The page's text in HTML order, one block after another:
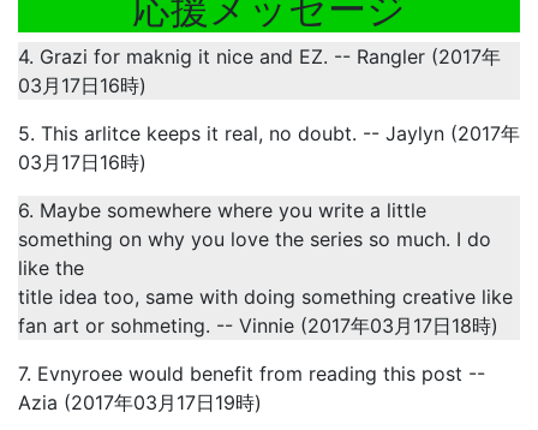
4. Grazi for maknig it nice and EZ. -- Rangler (2017年
03月17日16時)
5. This arlitce keeps it real, no doubt. -- Jaylyn (2017年
03月17日16時)
6. Maybe somewhere where you write a little
something on why you love the series so much. I do
like the
title idea too, same with doing something creative like
fan art or sohmeting. -- Vinnie (2017年03月17日18時)
7. Evnyroee would benefit from reading this post --
Azia (2017年03月17日19時)